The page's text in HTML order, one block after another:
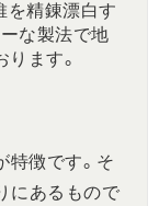
を精錬漂白す
な製法で地
ます。
特徴です。そ
にあるもので